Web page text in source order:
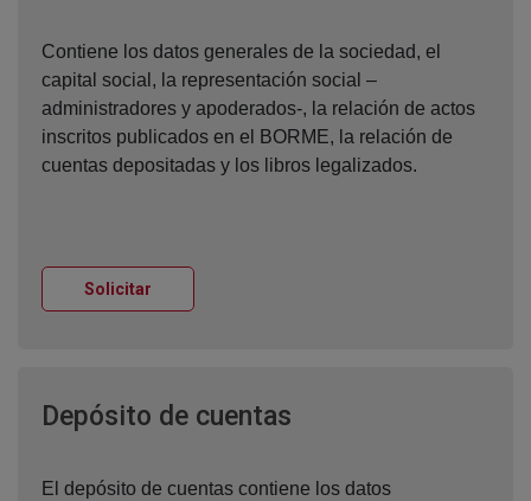
Contiene los datos generales de la sociedad, el
capital social, la representación social –
administradores y apoderados-, la relación de actos
inscritos publicados en el BORME, la relación de
cuentas depositadas y los libros legalizados.
Solicitar
Depósito de cuentas
El depósito de cuentas contiene los datos